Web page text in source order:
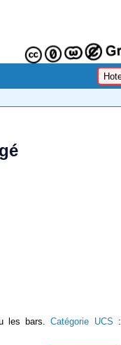
les bars.Catégorie UCS :